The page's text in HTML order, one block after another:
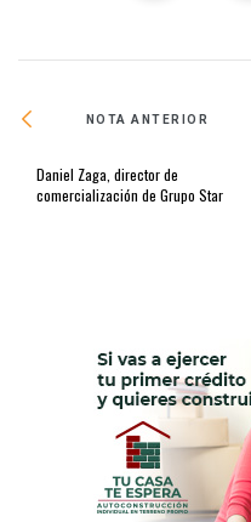
NOTA ANTERIOR
Daniel Zaga, director de
comercialización de Grupo Star